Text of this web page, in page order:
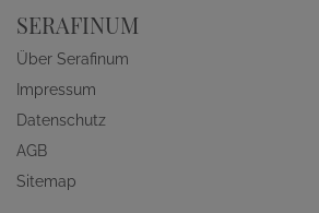
SERAFINUM
Über Serafinum
Impressum
Datenschutz
AGB
Sitemap